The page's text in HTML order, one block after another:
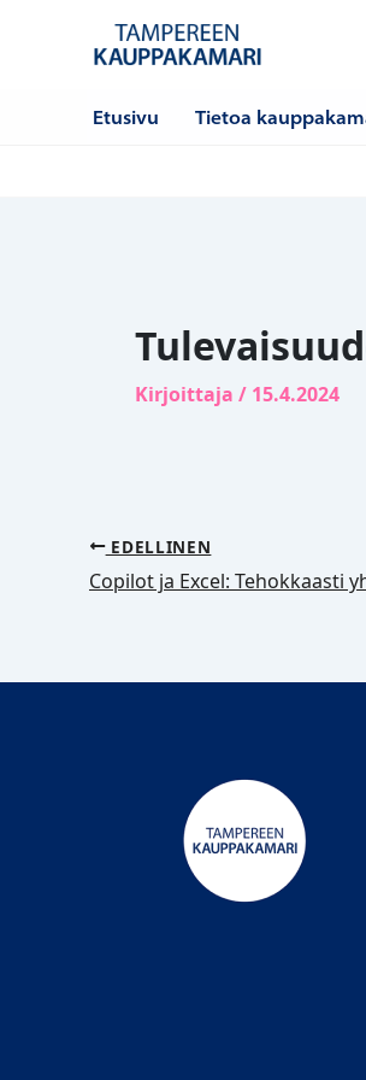
Etusivu Tietoa
Kirjoittaja / 15.4.2024
EDELLINEN
Copilot ja Excel: Tehokkaasti